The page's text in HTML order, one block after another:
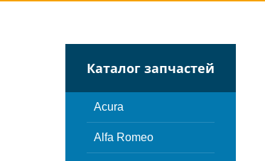
Каталог запчастей
Acura
Alfa Romeo